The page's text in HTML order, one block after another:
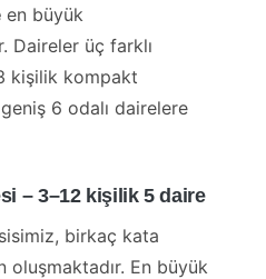
en büyük
Daireler üç farklı
kişilik kompakt
6 odalı dairelere
– 3–12 kişilik 5 daire
birkaç kata
oluşmaktadır. En büyük